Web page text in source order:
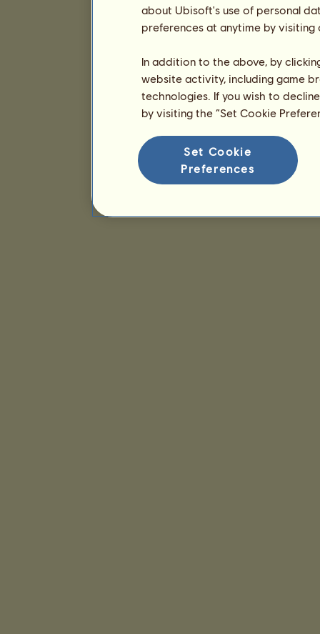
about Ubisoft's use of personal
preferences at anytime by
In addition to the above, by
website activity, including game
technologies. If you wish to
by visiting the “Set Cookie
Set Cookie
Preferences